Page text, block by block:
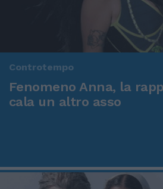
Controtempo
Fenomeno Anna, la
cala un altro asso